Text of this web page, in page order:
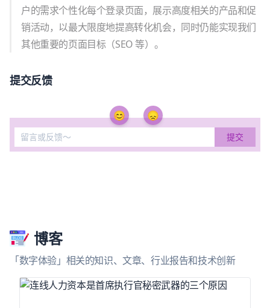
户的需求个性化每个登录页面，展示高度相关的产品和促
销活动，以最大限度地提高转化机会，同时仍能实现我们
其他重要的页面目标（SEO 等）。
提交反馈
😊 😞
博客
「数字体验」相关的知识、文章、行业报告和技术创新